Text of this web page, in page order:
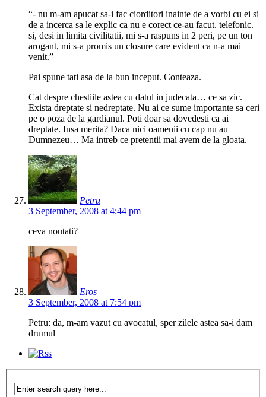
“- nu m-am apucat sa-i fac ciorditori inainte de a vorbi cu ei si
de a incerca sa le explic ca nu e corect ce-au facut. telefonic.
si, desi in limita civilitatii, mi s-a raspuns in 2 peri, pe un ton
arogant, mi s-a promis un closure care evident ca n-a mai
venit.”
Pai spune tati asa de la bun inceput. Conteaza.
Cat despre chestiile astea cu datul in judecata… ce sa zic.
Exista dreptate si nedreptate. Nu ai ce sume importante sa ceri
pe o poza de la gardianul. Poti doar sa dovedesti ca ai
dreptate. Insa merita? Daca nici oamenii cu cap nu au
Dumnezeu… Ma intreb ce pretentii mai avem de la gloata.
Petru
3 September, 2008 at 4:44 pm
ceva noutati?
Eros
3 September, 2008 at 7:54 pm
Petru: da, m-am vazut cu avocatul, sper zilele astea sa-i dam
drumul